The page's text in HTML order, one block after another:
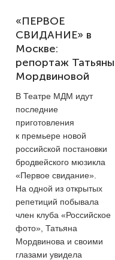
«ПЕРВОЕ
СВИДАНИЕ» в
Москве:
репортаж Татьяны
Мордвиновой
В Театре МДМ идут
последние
приготовления
к премьере новой
российской постановки
бродвейского мюзикла
«Первое свидание».
На одной из открытых
репетиций побывала
член клуба «Российское
фото», Татьяна
Мордвинова и своими
глазами увидела